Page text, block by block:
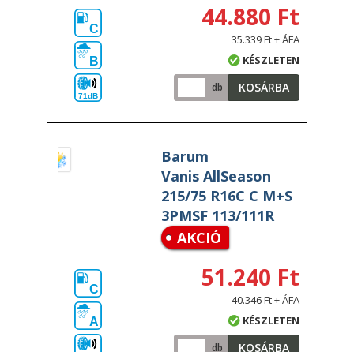
C
B
71dB
44.880 Ft
35.339 Ft + ÁFA
KÉSZLETEN
db KOSÁRBA
Barum
Vanis AllSeason
215/75 R16C C M+S
3PMSF 113/111R
AKCIÓ
C
A
51.240 Ft
40.346 Ft + ÁFA
KÉSZLETEN
db KOSÁRBA